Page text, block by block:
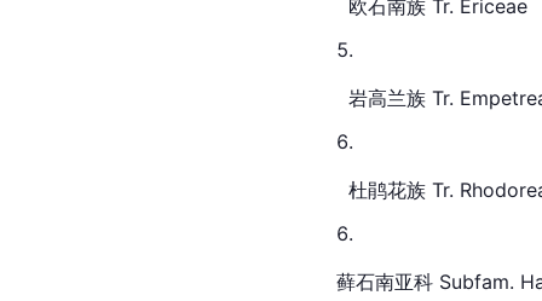
欧石南族 Tr. Ericeae
岩高兰族 Tr.
杜鹃花族 Tr.
藓石南亚科 Subfam.